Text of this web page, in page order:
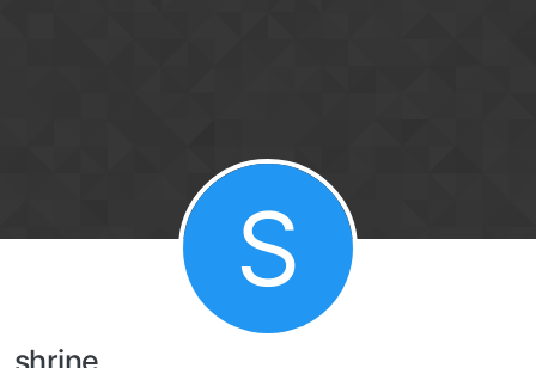
S
shrine